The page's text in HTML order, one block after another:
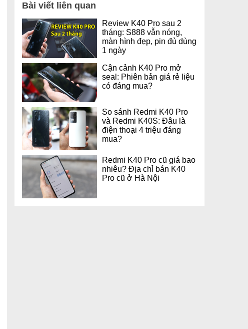
Bài viết liên quan
Review K40 Pro sau 2
tháng: S888 vẫn nóng,
màn hình đẹp, pin đủ dùng
1 ngày
Cận cảnh K40 Pro mở
seal: Phiên bản giá rẻ liệu
có đáng mua?
So sánh Redmi K40 Pro
và Redmi K40S: Đâu là
điện thoại 4 triệu đáng
mua?
Redmi K40 Pro cũ giá bao
nhiêu? Địa chỉ bán K40
Pro cũ ở Hà Nội